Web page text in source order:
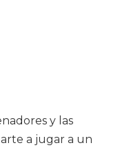
y las
a jugar a un